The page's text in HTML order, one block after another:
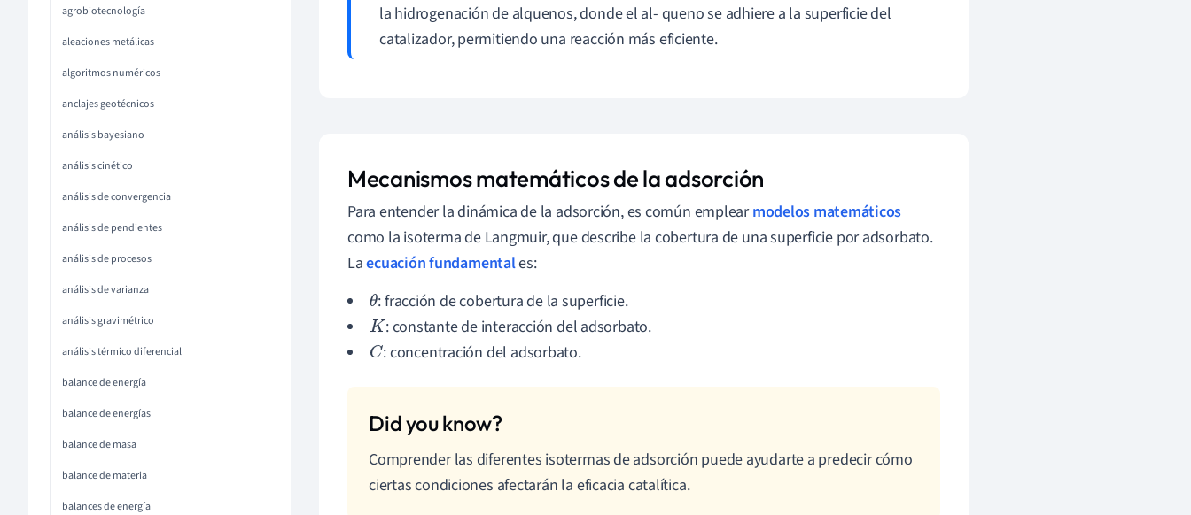
agrobiotecnología
aleaciones metálicas
algoritmos numéricos
anclajes geotécnicos
análisis bayesiano
análisis cinético
análisis de convergencia
análisis de pendientes
análisis de procesos
análisis de varianza
análisis gravimétrico
análisis térmico diferencial
balance de energía
balance de energías
balance de masa
balance de materia
balances de energía
la hidrogenación de alquenos, donde el al- queno se adhiere a la superficie del
catalizador, permitiendo una reacción más eficiente.
Mecanismos matemáticos de la adsorción
Para entender la dinámica de la adsorción, es común emplearmodelos matemáticos
como la isoterma de Langmuir, que describe la cobertura de una superficie por adsorbato.
Laecuación fundamentales:
θ: fracción de cobertura de la superficie.
K : constante de interacción del adsorbato.
C : concentración del adsorbato.
Comprender las diferentes isotermas de adsorción puede ayudarte a predecir cómo
ciertas condiciones afectarán la eficacia catalítica.